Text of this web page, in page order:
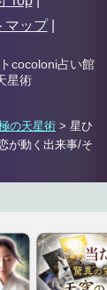
マップ|
cocoloni占い館
星術
の天星術 > 星ひ
が動く出来事/そ